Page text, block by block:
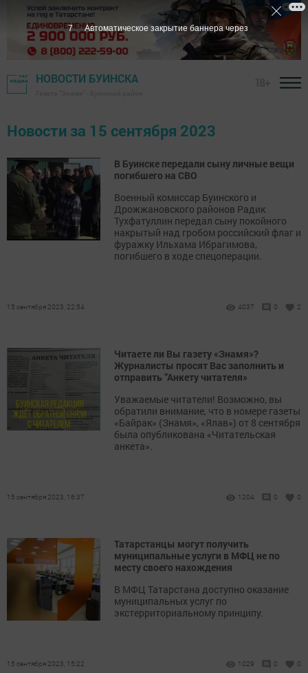
НОВОСТИ БУИНСКА
Новости за 15 сентября 2023
В Буинске передали сыну личные вещи
погибшего на СВО
Военный комиссар Буинского и
Дрожжановского районов Радик
Тухфатуллин передал сыну покойного
накрытый над гробом российский флаг и
фуражку Ильхама Ибрагимова,
погибшего в ходе спецоперации.
15 сентября 2023, 22:54 4037 0 2
Читаете ли Вы газету «Знамя»?
Журналисты просят Вас заполнить и
отправить ”Анкету читателя»
Уважаемые читатели! Возможно, вы
обратили внимание, что в номере газеты
«Байрак» (Знамя», «Ялав») от 8 сентября
была опубликована «Читательская
анкета».
15 сентября 2023, 16:37 1204 0 0
Татарстанцы могут получить
муниципальные услуги в МФЦ не по
месту своего нахождения
В МФЦ Татарстана доступно оказание
муниципальных услуг по
экстерриториальному принципу.
15 сентября 2023, 15:22 1029 0 0
6 Автоматическое закрытие баннера через